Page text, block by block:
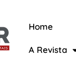
Home
A Revista